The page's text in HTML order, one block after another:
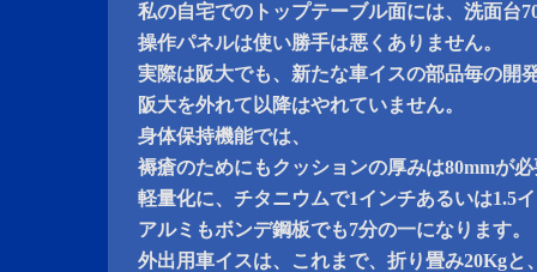
私の自宅でのトップテーブル面には、洗面台
操作パネルは使い勝手は悪くありません。
実際は阪大でも、新たな車イスの部品毎の開
阪大を外れて以降はやれていません。
身体保持機能では、
褥瘡のためにもクッションの厚みは80mmが
軽量化に、チタニウムで1インチあるいは1.5
アルミもボンデ鋼板でも7分の一になります。
外出用車イスは、これまで、折り畳み20Kgと